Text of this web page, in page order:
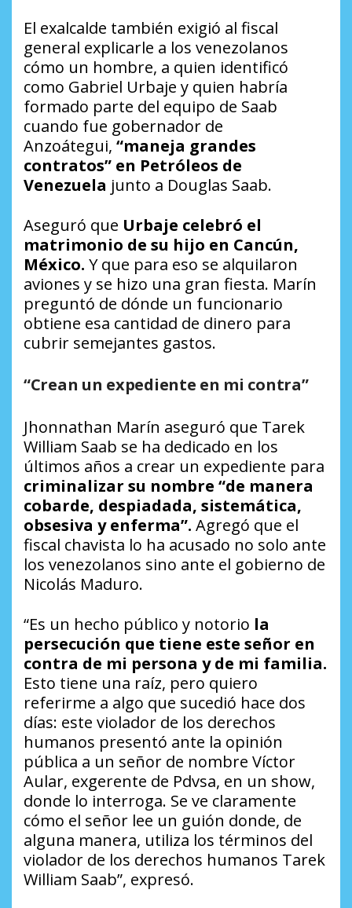
El exalcalde también exigió al fiscal
general explicarle a los venezolanos
cómo un hombre, a quien identificó
como Gabriel Urbaje y quien habría
formado parte del equipo de Saab
cuando fue gobernador de
Anzoátegui, “maneja grandes
contratos” en Petróleos de
Venezuela junto a Douglas Saab.
Aseguró que Urbaje celebró el
matrimonio de su hijo en Cancún,
México. Y que para eso se alquilaron
aviones y se hizo una gran fiesta. Marín
preguntó de dónde un funcionario
obtiene esa cantidad de dinero para
cubrir semejantes gastos.
“Crean un expediente en mi contra”
Jhonnathan Marín aseguró que Tarek
William Saab se ha dedicado en los
últimos años a crear un expediente para
criminalizar su nombre “de manera
cobarde, despiadada, sistemática,
obsesiva y enferma”. Agregó que el
fiscal chavista lo ha acusado no solo ante
los venezolanos sino ante el gobierno de
Nicolás Maduro.
“Es un hecho público y notorio la
persecución que tiene este señor en
contra de mi persona y de mi familia.
Esto tiene una raíz, pero quiero
referirme a algo que sucedió hace dos
días: este violador de los derechos
humanos presentó ante la opinión
pública a un señor de nombre Víctor
Aular, exgerente de Pdvsa, en un show,
donde lo interroga. Se ve claramente
cómo el señor lee un guión donde, de
alguna manera, utiliza los términos del
violador de los derechos humanos Tarek
William Saab”, expresó.